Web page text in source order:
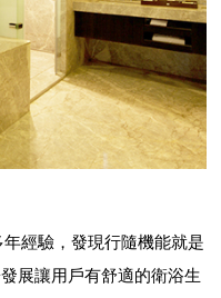
經驗，發現行隨機能就是
展讓用戶有舒適的衛浴生